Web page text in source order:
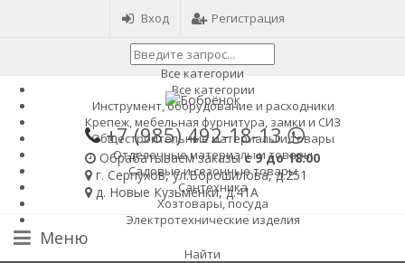
Вход Регистрация
Все категории
Все категории
Инструмент, оборудование и расходники
Крепеж, мебельная фурнитура, замки и СИЗ
Общестроительные материалы и товары
Отделочные материалы и товары
Садовые и сезонные товары
Сантехника
Хозтовары, посуда
Электротехнические изделия
Найти
+7 (985)492-18-13
Обрабатываем заказыс 9 до 18:00
г. Серпухов, ул.Ворошилова, д.251
д. Новые Кузьменки, д.41А
Меню